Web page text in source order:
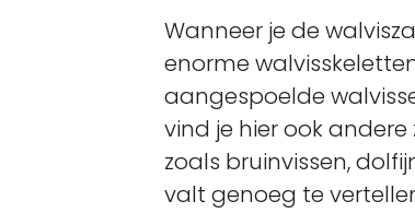
Wanneer je de
enorme
aangespoelde
vind je hier ook
zoals bruinvissen,
valt genoeg te